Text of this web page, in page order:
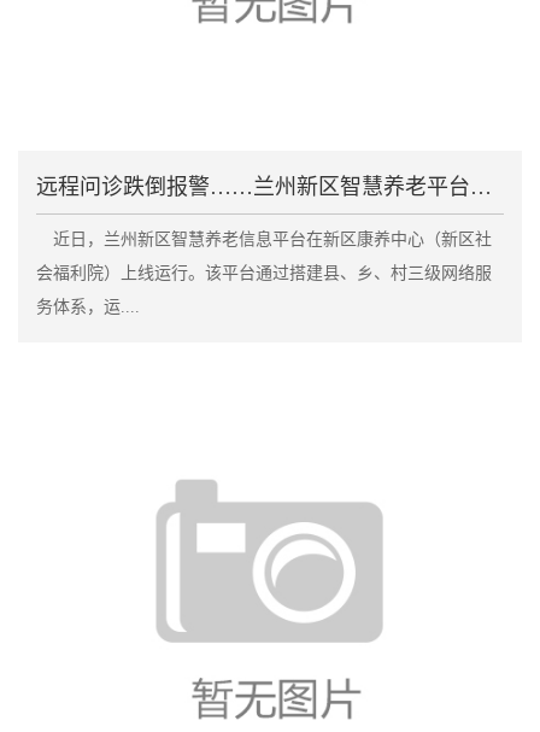
远程问诊跌倒报警……兰州新区智慧养老平台上线
近日，兰州新区智慧养老信息平台在新区康养中心（新区社
会福利院）上线运行。该平台通过搭建县、乡、村三级网络服
务体系，运....